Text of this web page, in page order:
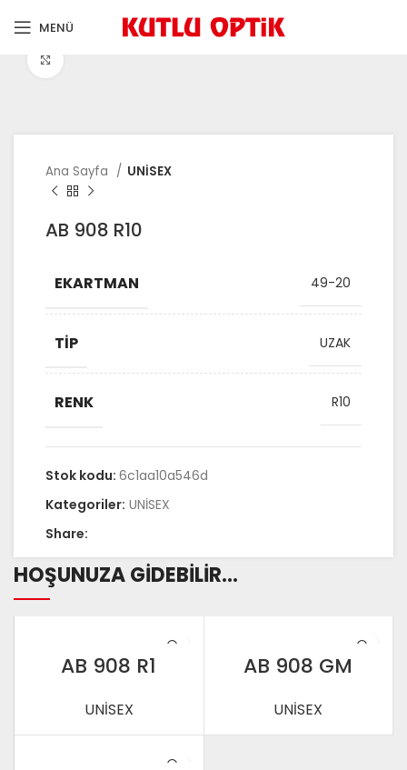
MENÜ
Büyütmek için tıklayın
Ana Sayfa UNİSEX
AB 908 R10
EKARTMAN 49-20
TIP UZAK
RENK R10
Stok kodu: 6c1aa10a546d
Kategoriler: UNİSEX
Share:
HOŞUNUZA GIDEBILIR…
AB 908 R1
UNİSEX
AB 908 GM
UNİSEX